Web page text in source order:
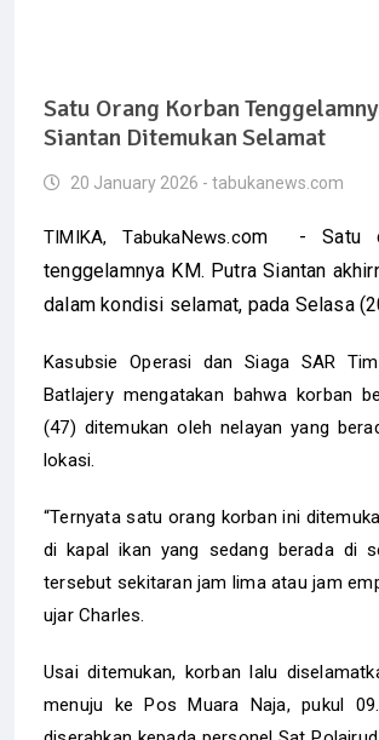
Satu Orang Korban
Siantan Ditemukan Selamat
20 January 2026 - tabukanews.com
TIMIKA, TabukaNews.com - Satu
tenggelamnya KM. Putra Siantan
dalam kondisi selamat, pada Selasa
Kasubsie Operasi dan Siaga SAR
Batlajery mengatakan bahwa korban
(47) ditemukan oleh nelayan yang
lokasi.
“Ternyata satu orang korban ini
di kapal ikan yang sedang berada di
tersebut sekitaran jam lima atau jam
ujar Charles.
Usai ditemukan, korban lalu
menuju ke Pos Muara Naja, pukul